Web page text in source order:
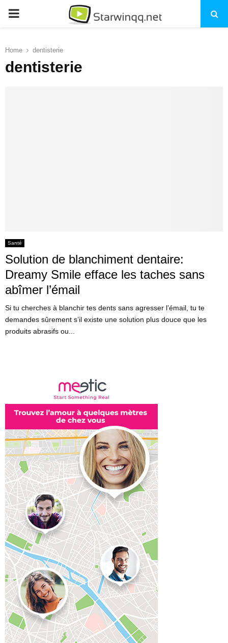
PRIMARY
Home dentisterie
dentisterie
Santé
Solution de blanchiment dentaire:
Dreamy Smile efface les taches sans
abîmer l’émail
Si tu cherches à blanchir tes dents sans agresser l’émail, tu te
demandes sûrement s’il existe une solution plus douce que les
produits abrasifs ou...